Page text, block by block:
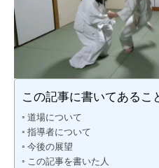
この記事に書いてあるこ
道場について
指導者について
今後の展望
この記事を書いた人